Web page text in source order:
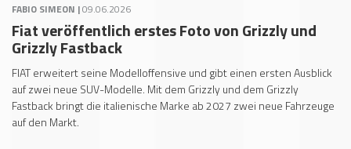
FABIO SIMEON |09.06.2026
Fiat veröffentlich erstes Foto von Grizzly und
Grizzly Fastback
FIAT erweitert seine Modelloffensive und gibt einen ersten Ausblick
auf zwei neue SUV-Modelle. Mit dem Grizzly und dem Grizzly
Fastback bringt die italienische Marke ab 2027 zwei neue Fahrzeuge
auf den Markt.